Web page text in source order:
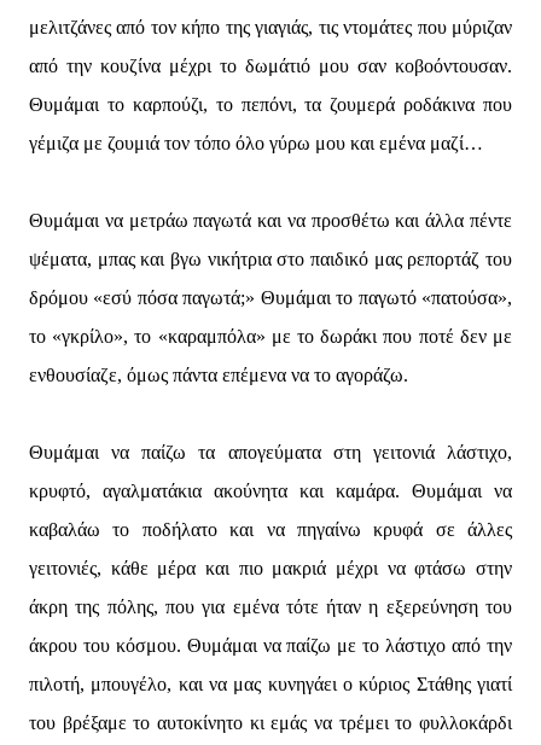
μελιτζάνες από τον κήπο της γιαγιάς, τις ντομάτες που μύριζαν
από την κουζίνα μέχρι το δωμάτιό μου σαν κοβοόντουσαν.
Θυμάμαι το καρπούζι, το πεπόνι, τα ζουμερά ροδάκινα που
γέμιζα με ζουμιά τον τόπο όλο γύρω μου και εμένα μαζί…
Θυμάμαι να μετράω παγωτά και να προσθέτω και άλλα πέντε
ψέματα, μπας και βγω νικήτρια στο παιδικό μας ρεπορτάζ του
δρόμου «εσύ πόσα παγωτά;» Θυμάμαι το παγωτό «πατούσα»,
το «γκρίλο», το «καραμπόλα» με το δωράκι που ποτέ δεν με
ενθουσίαζε, όμως πάντα επέμενα να το αγοράζω.
Θυμάμαι να παίζω τα απογεύματα στη γειτονιά λάστιχο,
κρυφτό, αγαλματάκια ακούνητα και καμάρα. Θυμάμαι να
καβαλάω το ποδήλατο και να πηγαίνω κρυφά σε άλλες
γειτονιές, κάθε μέρα και πιο μακριά μέχρι να φτάσω στην
άκρη της πόλης, που για εμένα τότε ήταν η εξερεύνηση του
άκρου του κόσμου. Θυμάμαι να παίζω με το λάστιχο από την
πιλοτή, μπουγέλο, και να μας κυνηγάει ο κύριος Στάθης γιατί
του βρέξαμε το αυτοκίνητο κι εμάς να τρέμει το φυλλοκάρδι